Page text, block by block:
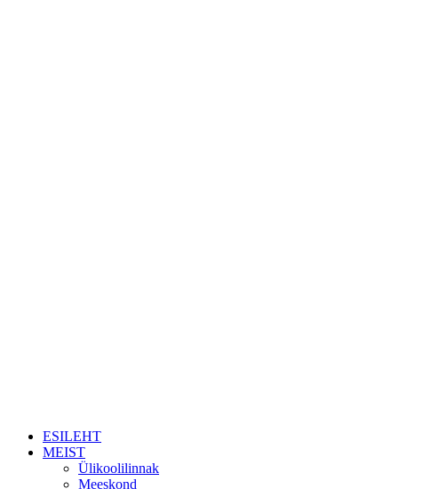
ESILEHT
MEIST
Ülikoolilinnak
Meeskond